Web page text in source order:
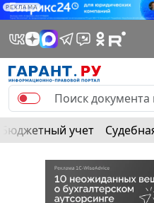
РЕКЛАМА
Бюджетный учет